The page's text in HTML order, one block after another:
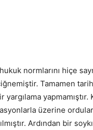
normlarını hiçe
Tamamen
üzerine
Ardından bir